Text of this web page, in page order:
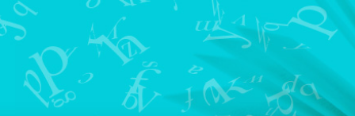
Aller
menu
Aller
contenu
Aller
la
recherche